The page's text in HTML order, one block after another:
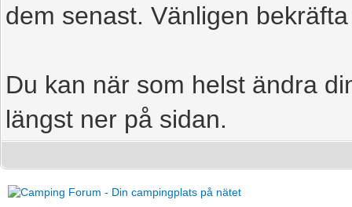
dem senast. Vänligen
Du kan när som helst ändra
längst ner på sidan.